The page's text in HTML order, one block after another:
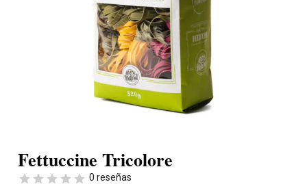
Fettuccine Tricolore
0 reseñas